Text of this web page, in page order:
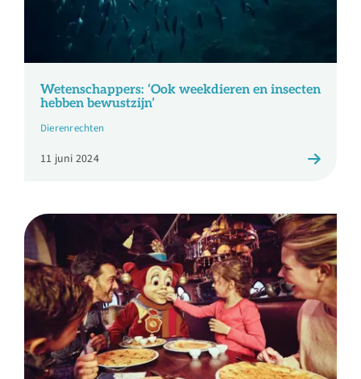
Wetenschappers: ‘Ook weekdieren en insecten
hebben bewustzijn’
Dierenrechten
11 juni 2024